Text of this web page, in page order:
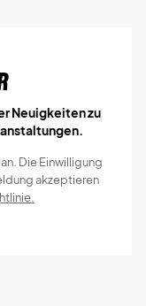
Neuigkeiten zu
Die Einwilligung
akzeptieren